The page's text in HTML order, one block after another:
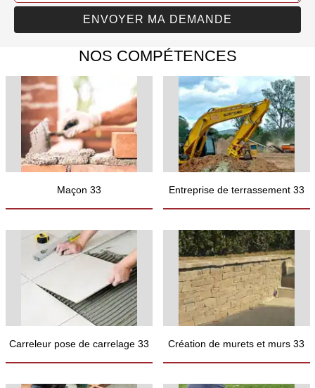
NOS COMPÉTENCES
Maçon 33 Entreprise de terrassement 33
Carreleur pose de carrelage 33 Création de murets et murs 33